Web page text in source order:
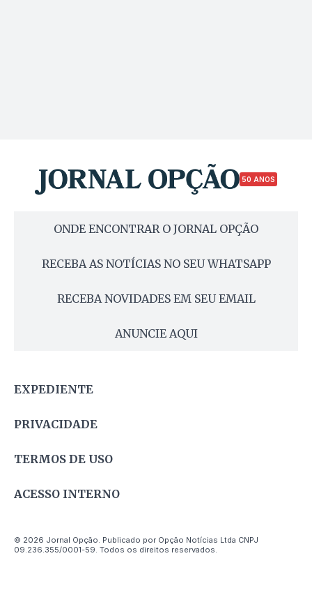
50 ANOS
ONDE ENCONTRAR O JORNAL OPÇÃO
RECEBA AS NOTÍCIAS NO SEU WHATSAPP
RECEBA NOVIDADES EM SEU EMAIL
ANUNCIE AQUI
EXPEDIENTE
PRIVACIDADE
TERMOS DE USO
ACESSO INTERNO
© 2026 Jornal Opção. Publicado por Opção Notícias Ltda CNPJ
09.236.355/0001-59. Todos os direitos reservados.